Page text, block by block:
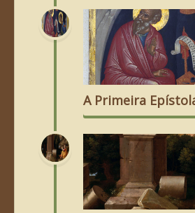
A Primeira